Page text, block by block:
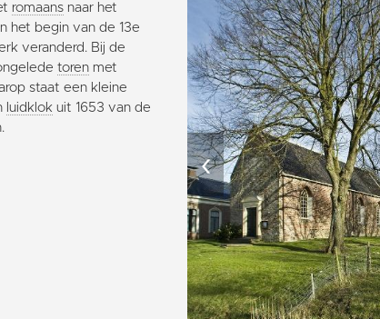
romaans naar het
het begin van de 13e
veranderd. Bij de
toren met
staat een kleine
luidklok uit 1653 van de
‹